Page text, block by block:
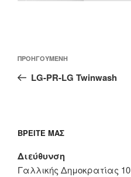
άρθρων
Προηγούμενο
άρθρο
ΠΡΟΗΓΟΎΜΕΝΗ
LG-PR-LG Twinwash
ΒΡΕΊΤΕ ΜΑΣ
Διεύθυνση
Γαλλικής Δημοκρατίας 10